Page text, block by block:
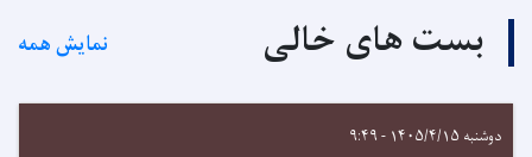
بست های خالی نمایش همه
دوشنبه ۱۴۰۵/۴/۱۵ - ۹:۴۹